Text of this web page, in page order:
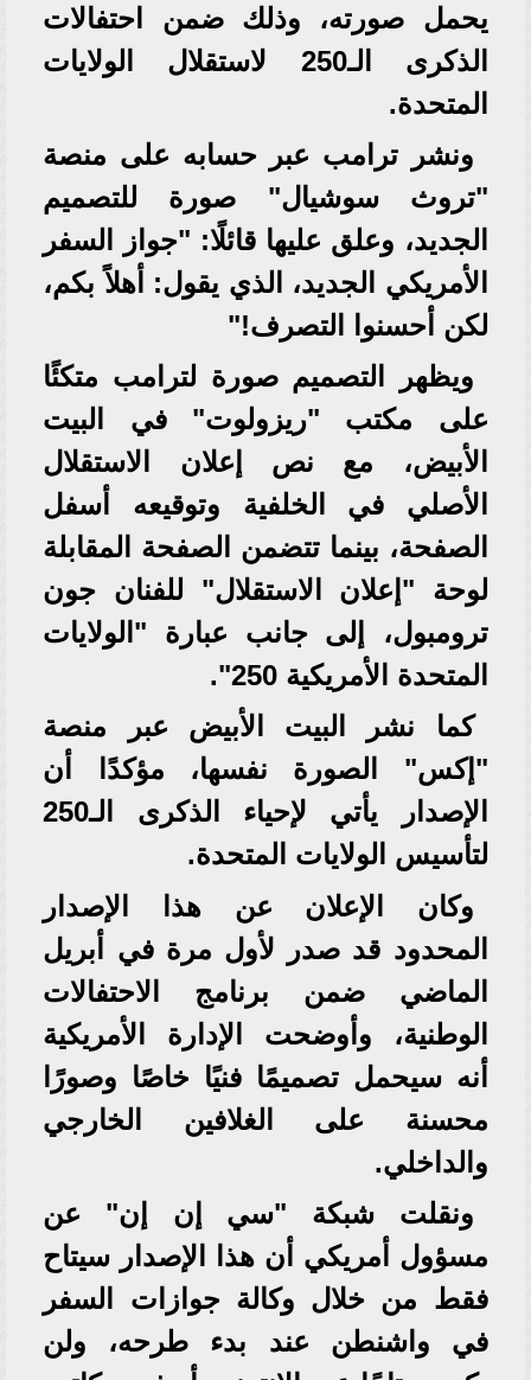
يحمل صورته، وذلك ضمن احتفالات
الذكرى الـ250 لاستقلال الولايات
المتحدة.
ونشر ترامب عبر حسابه على منصة
"تروث سوشيال" صورة للتصميم
الجديد، وعلق عليها قائلًا: "جواز السفر
الأمريكي الجديد، الذي يقول: أهلاً بكم،
لكن أحسنوا التصرف!"
ويظهر التصميم صورة لترامب متكئًا
على مكتب "ريزولوت" في البيت
الأبيض، مع نص إعلان الاستقلال
الأصلي في الخلفية وتوقيعه أسفل
الصفحة، بينما تتضمن الصفحة المقابلة
لوحة "إعلان الاستقلال" للفنان جون
ترومبول، إلى جانب عبارة "الولايات
المتحدة الأمريكية 250".
كما نشر البيت الأبيض عبر منصة
"إكس" الصورة نفسها، مؤكدًا أن
الإصدار يأتي لإحياء الذكرى الـ250
لتأسيس الولايات المتحدة.
وكان الإعلان عن هذا الإصدار
المحدود قد صدر لأول مرة في أبريل
الماضي ضمن برنامج الاحتفالات
الوطنية، وأوضحت الإدارة الأمريكية
أنه سيحمل تصميمًا فنيًا خاصًا وصورًا
محسنة على الغلافين الخارجي
والداخلي.
ونقلت شبكة "سي إن إن" عن
مسؤول أمريكي أن هذا الإصدار سيتاح
فقط من خلال وكالة جوازات السفر
في واشنطن عند بدء طرحه، ولن